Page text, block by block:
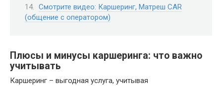
Смотрите видео: Каршеринг, Матреш CAR
(общение с оператором)
Плюсы и минусы каршеринга: что важно
учитывать
Каршеринг – выгодная услуга, учитывая